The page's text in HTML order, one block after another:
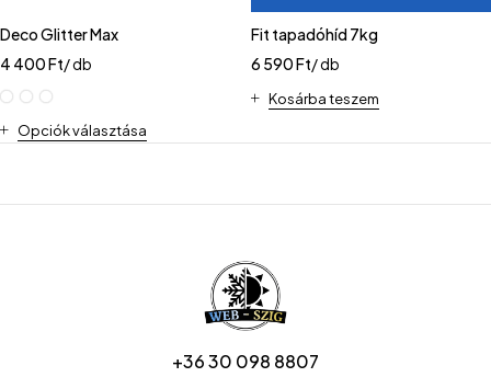
Deco Glitter Max
4 400Ft/ db
Opciók választása
Fit tapadóhíd 7kg
6 590Ft/ db
Kosárba teszem
+36 30 098 8807